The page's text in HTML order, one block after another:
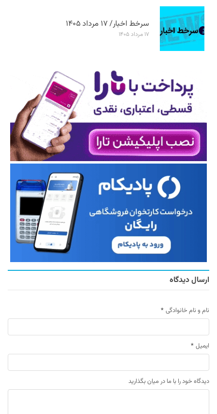
سرخط اخبار/ ۱۷ مرداد ۱۴۰۵
۱۷ مرداد ۱۴۰۵
ارسال دیدگاه
نام و نام خانوادگی *
ایمیل *
دیدگاه خود را با ما در میان بگذارید